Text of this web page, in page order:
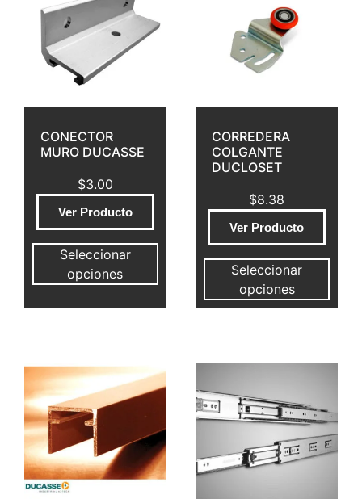
CONECTOR
MURO DUCASSE
$3.00
Ver Producto
Seleccionar
opciones
CORREDERA
COLGANTE
DUCLOSET
$8.38
Ver Producto
Seleccionar
opciones